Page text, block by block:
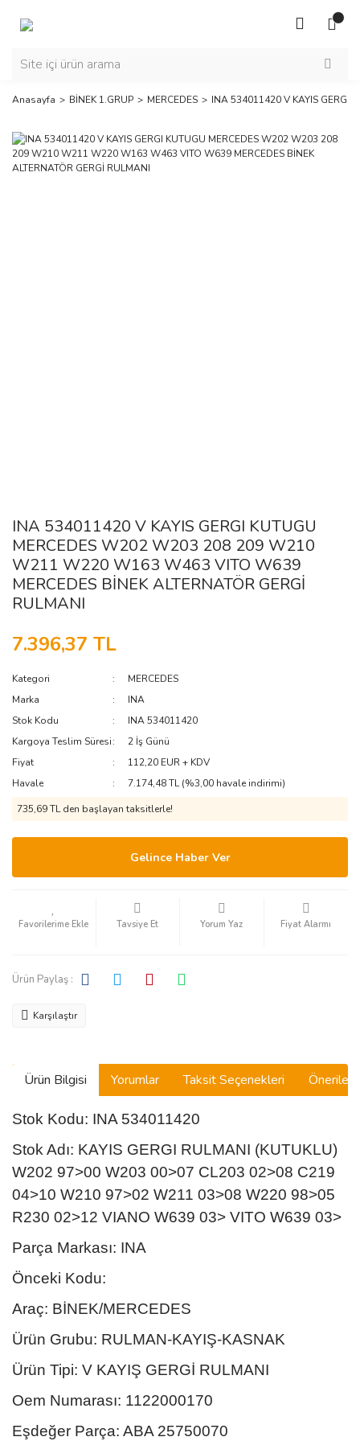
Anasayfa BİNEK 1.GRUP MERCEDES INA 534011420 V KAYIS GERGI
INA 534011420 V KAYIS GERGI KUTUGU
MERCEDES W202 W203 208 209 W210
W211 W220 W163 W463 VITO W639
MERCEDES BİNEK ALTERNATÖR GERGİ
RULMANI
7.396,37 TL
Kategori
MERCEDES
Marka
INA
Stok Kodu
INA 534011420
Kargoya Teslim Süresi
2 İş Günü
Fiyat
112,20 EUR + KDV
Havale
7.174,48 TL (%3,00 havale indirimi)
735,69 TL den başlayan taksitlerle!
Gelince Haber Ver
Tavsiye Et Yorum Yaz Fiyat Alarmı
Ürün Paylaş :
Karşılaştır
Ürün Bilgisi Yorumlar Taksit Seçenekleri
Stok Kodu: INA 534011420
Stok Adı: KAYIS GERGI RULMANI (KUTUKLU)
W202 97>00 W203 00>07 CL203 02>08 C219
04>10 W210 97>02 W211 03>08 W220 98>05
R230 02>12 VIANO W639 03> VITO W639 03>
Parça Markası: INA
Önceki Kodu:
Araç: BİNEK/MERCEDES
Ürün Grubu: RULMAN-KAYIŞ-KASNAK
Ürün Tipi: V KAYIŞ GERGİ RULMANI
Oem Numarası: 1122000170
Eşdeğer Parça: ABA 25750070